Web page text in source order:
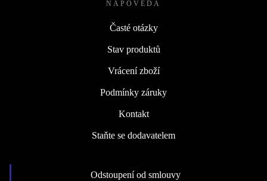
NÁPOVĚDA
Časté otázky
Stav produktů
Vrácení zboží
Podmínky záruky
Kontakt
Staňte se dodavatelem
Odstoupení od smlouvy